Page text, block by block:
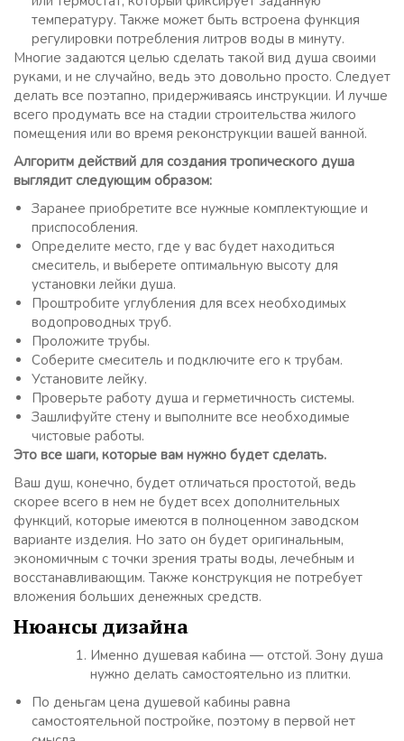
температуру. Также может быть встроена функция
регулировки потребления литров воды в минуту.
Многие задаются целью сделать такой вид душа своими
руками, и не случайно, ведь это довольно просто. Следует
делать все поэтапно, придерживаясь инструкции. И лучше
всего продумать все на стадии строительства жилого
помещения или во время реконструкции вашей ванной.
Алгоритм действий для создания тропического душа
выглядит следующим образом:
Заранее приобретите все нужные комплектующие и
приспособления.
Определите место, где у вас будет находиться
смеситель, и выберете оптимальную высоту для
установки лейки душа.
Проштробите углубления для всех необходимых
водопроводных труб.
Проложите трубы.
Соберите смеситель и подключите его к трубам.
Установите лейку.
Проверьте работу душа и герметичность системы.
Зашлифуйте стену и выполните все необходимые
чистовые работы.
Это все шаги, которые вам нужно будет сделать.
Ваш душ, конечно, будет отличаться простотой, ведь
скорее всего в нем не будет всех дополнительных
функций, которые имеются в полноценном заводском
варианте изделия. Но зато он будет оригинальным,
экономичным с точки зрения траты воды, лечебным и
восстанавливающим. Также конструкция не потребует
вложения больших денежных средств.
Нюансы дизайна
Именно душевая кабина — отстой. Зону душа
нужно делать самостоятельно из плитки.
По деньгам цена душевой кабины равна
самостоятельной постройке, поэтому в первой нет